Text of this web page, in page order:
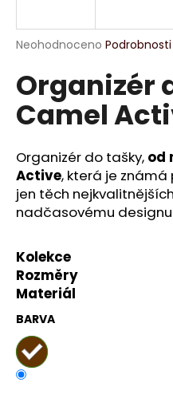
Průměrné
produktu
je
0,0
z
hvězdiček.
Neohodnoceno
Organizér
Camel
Organizér do tašky, od
Active, která je
jen těch
nadčasovému
Kolekce
Rozměry
Materiál
BARVA
j
t
?
D
o
p
r
u
č
u